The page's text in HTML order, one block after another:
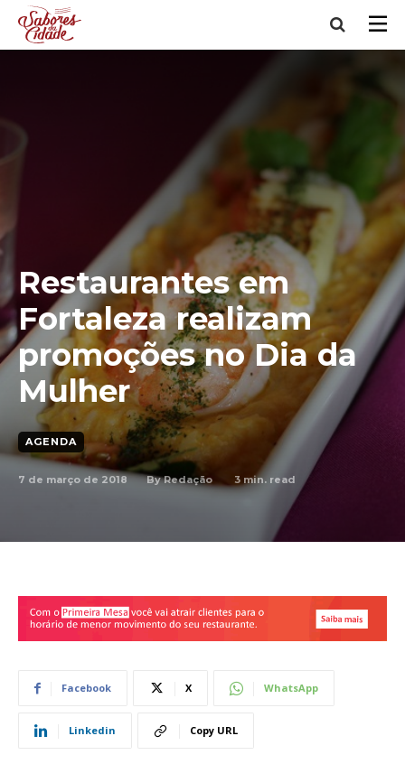
Restaurantes em
Fortaleza realizam
promoções no Dia da
Mulher
AGENDA
7 de março de 2018 By Redação 3 min. read
Facebook X WhatsApp
Linkedin Copy URL